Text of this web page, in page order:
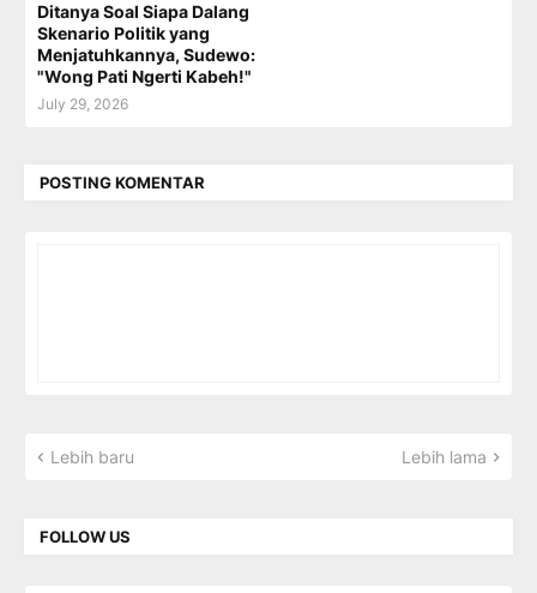
Ditanya Soal Siapa Dalang
Skenario Politik yang
Menjatuhkannya, Sudewo:
"Wong Pati Ngerti Kabeh!"
July 29, 2026
POSTING KOMENTAR
Lebih baru Lebih lama
FOLLOW US